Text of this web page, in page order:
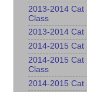
2013-2014 Cat
Class
2013-2014 Cat
2014-2015 Cat
2014-2015 Cat
Class
2014-2015 Cat